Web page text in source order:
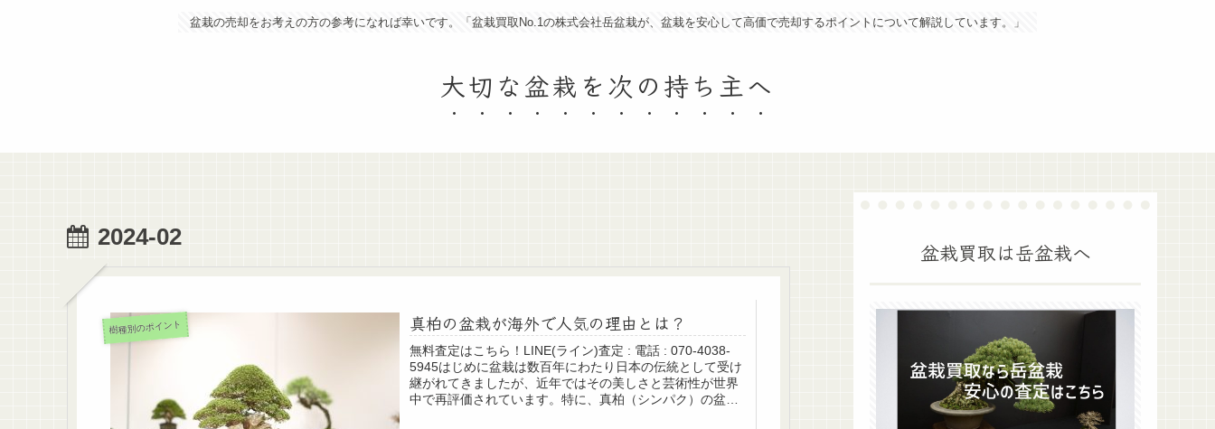
盆栽の売却をお考えの方の参考になれば幸いです。「盆栽買取No.1の株式会社岳盆栽が、盆栽を安心して高価で売却するポイントについて解説しています。」
大切な盆栽を次の持ち主へ
2024-02
樹種別のポイント 真柏の盆栽が海外で人気の理由とは？
無料査定はこちら！LINE(ライン)査定 : 電話 : 070-4038-
5945はじめに盆栽は数百年にわたり日本の伝統として受け
継がれてきましたが、近年ではその美しさと芸術性が世界
中で再評価されています。特に、真柏（シンパク）の盆栽
盆栽買取は岳盆栽へ